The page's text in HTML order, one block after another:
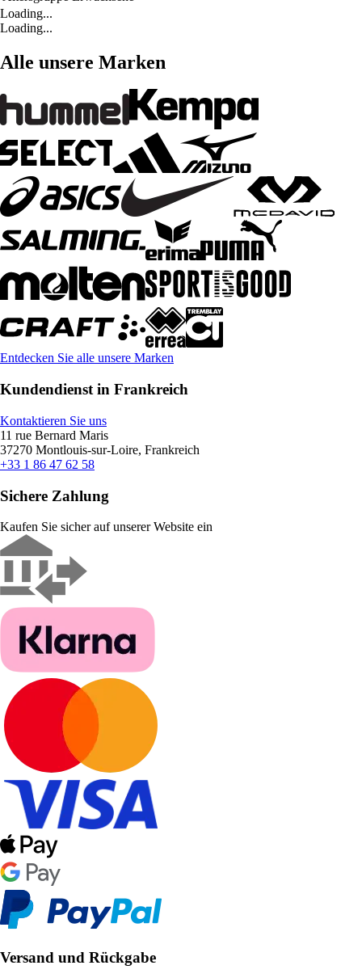
Loading...
Loading...
Alle unsere Marken
Entdecken Sie alle unsere Marken
Kundendienst in Frankreich
Kontaktieren Sie uns
11 rue Bernard Maris
37270 Montlouis-sur-Loire, Frankreich
+33 1 86 47 62 58
Sichere Zahlung
Kaufen Sie sicher auf unserer Website ein
Versand und Rückgabe